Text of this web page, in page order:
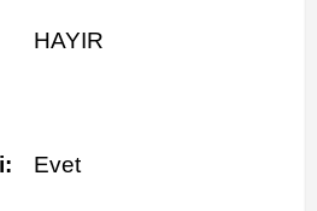
HAYIR
Evet